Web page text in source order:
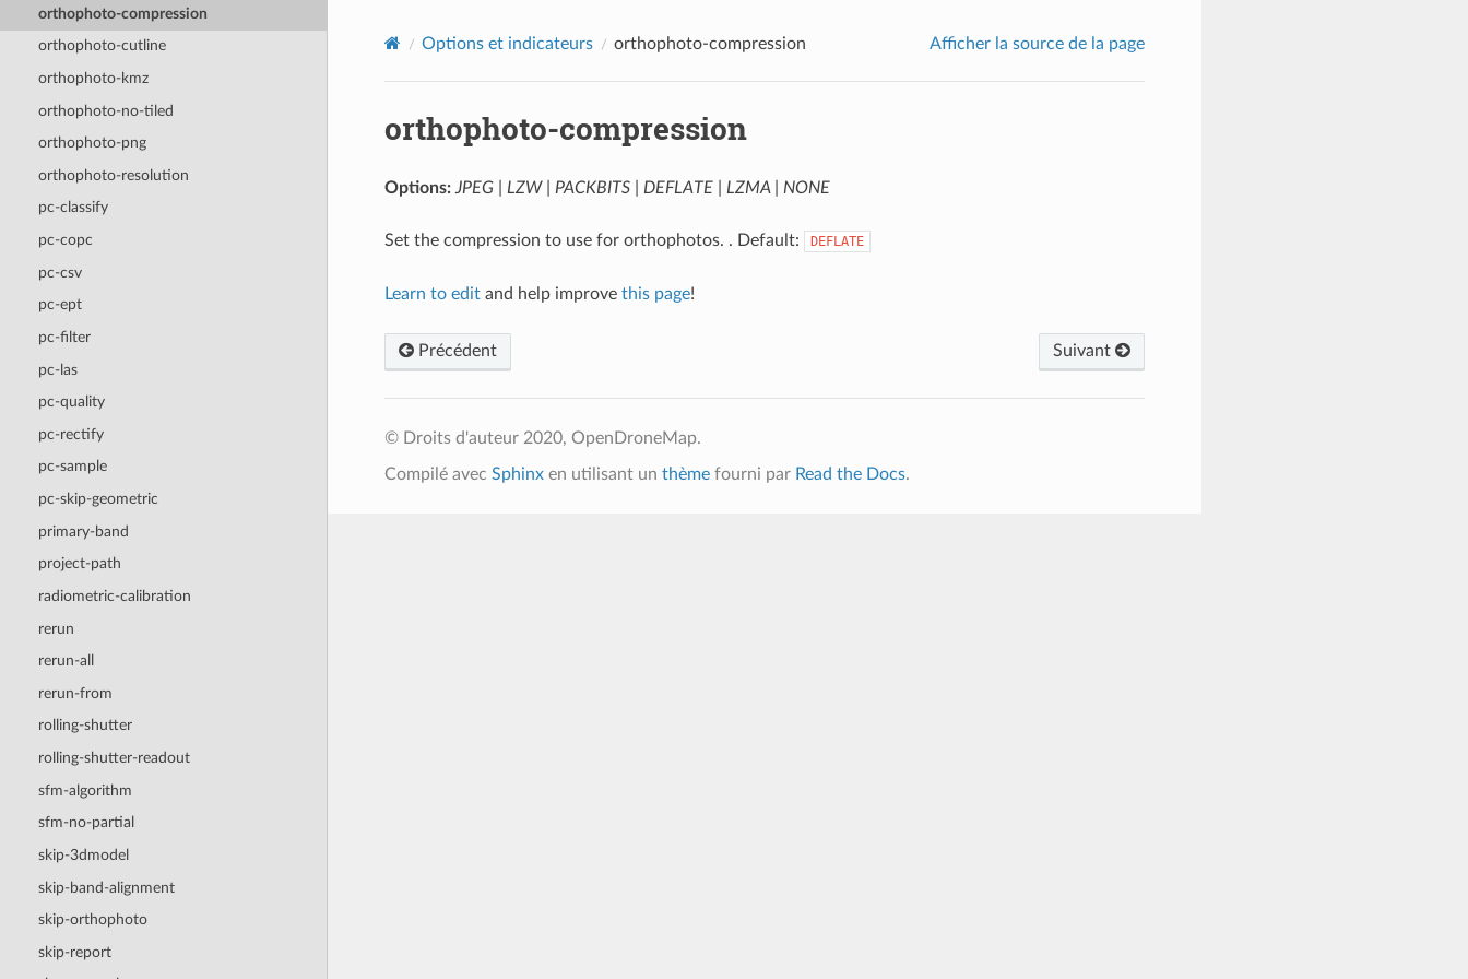
orthophoto-compression
orthophoto-cutline
orthophoto-kmz
orthophoto-no-tiled
orthophoto-png
orthophoto-resolution
pc-classify
pc-copc
pc-csv
pc-ept
pc-filter
pc-las
pc-quality
pc-rectify
pc-sample
pc-skip-geometric
primary-band
project-path
radiometric-calibration
rerun
rerun-all
rerun-from
rolling-shutter
rolling-shutter-readout
sfm-algorithm
sfm-no-partial
skip-3dmodel
skip-band-alignment
skip-orthophoto
skip-report
Options et indicateurs orthophoto-compression Afficher la source de la page
orthophoto-compression
Options: JPEG | LZW | PACKBITS | DEFLATE | LZMA | NONE
Set the compression to use for orthophotos. . Default: DEFLATE
Learn to editand help improve this page!
Précédent Suivant
© Droits d'auteur 2020, OpenDroneMap.
Compilé avec Sphinxen utilisant un thèmefourni par Read the Docs.